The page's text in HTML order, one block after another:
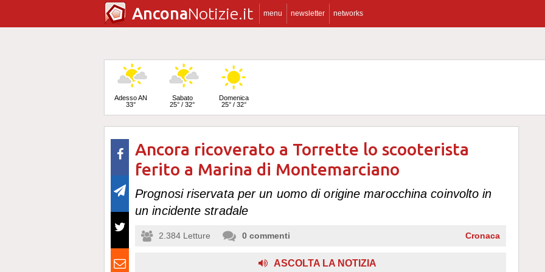
AnconaNotizie.it menu newsletter networks
Adesso AN
33°
Sabato
25° / 32°
Domenica
25° / 32°
Lunedì
24° / 33°
Ancora ricoverato a Torrette lo scooterista
ferito a Marina di Montemarciano
Prognosi riservata per un uomo di origine marocchina coinvolto in
un incidente stradale
2.384 Letture 0 commenti Cronaca
ASCOLTA LA NOTIZIA